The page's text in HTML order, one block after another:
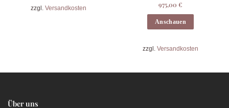
zzgl. Versandkosten 975,00 €
Anschauen
zzgl. Versandkosten
Über uns